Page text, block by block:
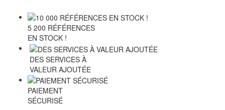
5 200 RÉFÉRENCES
EN STOCK !
DES SERVICES À
VALEUR AJOUTÉE
PAIEMENT
SÉCURISÉ